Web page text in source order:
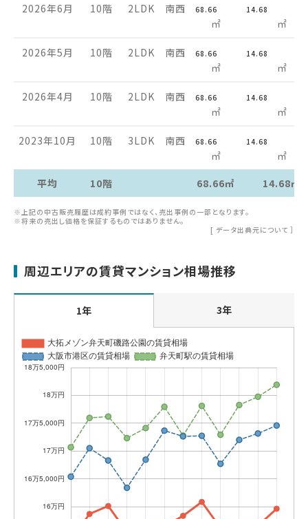
2026年6月 10階 2LDK 南西 68.66
㎡
14.68
㎡
2026年5月 10階 2LDK 南西 68.66
㎡
14.68
㎡
2026年4月 10階 2LDK 南西 68.66
㎡
14.68
㎡
2023年10月 10階 3LDK 南西 68.66
㎡
14.68
㎡
平均
10階 68.66㎡ 14.68㎡
※上記の中古販売履歴は成約事例ではなく、売出事例の一部となります。
※将来の売出し価格を保証するものではありません。
[ データ出典元について ］
周辺エリアの賃貸マンション相場推移
1年 3年